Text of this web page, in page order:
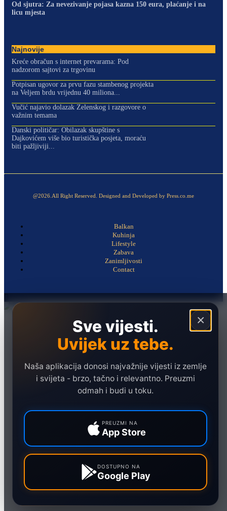
Od sjutra: Za nevezivanje pojasa kazna 150 eura, plaćanje i na
licu mjesta
Najnovije
Kreće obračun s internet prevarama: Pod
nadzorom sajtovi za trgovinu
Potpisan ugovor za prvu fazu stambenog projekta
na Veljem brdu vrijednu 40 miliona...
Vučić najavio dolazak Zelenskog i razgovore o
važnim temama
Danski političar: Obilazak skupštine s
Dajkovićem više bio turistička posjeta, moraću
biti pažljiviji...
@2026.All Right Reserved. Designed and Developed by Press.co.me
Balkan
Kuhinja
Lifestyle
Zabava
Zanimljivosti
Contact
×
Sve vijesti.
Uvijek uz tebe.
Naša aplikacija donosi najvažnije vijesti iz zemlje
i svijeta - brzo, tačno i relevantno. Preuzmi
odmah i budi u toku.
PREUZMI NA
App Store
DOSTUPNO NA
Google Play
Hronika
Ekonomija
Marketing